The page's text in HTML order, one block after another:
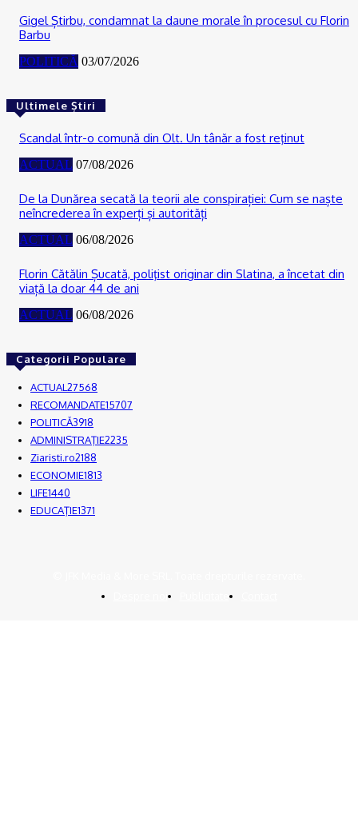
Gigel Știrbu, condamnat la daune morale în procesul cu Florin
Barbu
POLITICĂ 03/07/2026
Ultimele Știri
Scandal într-o comună din Olt. Un tânăr a fost reţinut
ACTUAL 07/08/2026
De la Dunărea secată la teorii ale conspirației: Cum se naște
neîncrederea în experți și autorități
ACTUAL 06/08/2026
Florin Cătălin Șucată, poliţist originar din Slatina, a încetat din
viață la doar 44 de ani
ACTUAL 06/08/2026
Categorii Populare
ACTUAL 27568
RECOMANDATE15707
POLITICĂ3918
ADMINISTRAŢIE2235
Ziaristi.ro2188
ECONOMIE1813
LIFE1440
EDUCAŢIE1371